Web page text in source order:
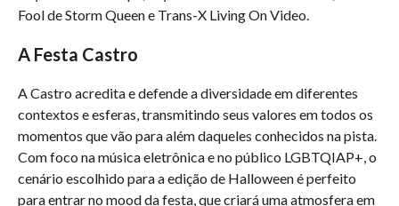
Fool de Storm Queen e Trans-X Living On Video.
A Festa Castro
A Castro acredita e defende a diversidade em diferentes
contextos e esferas, transmitindo seus valores em todos os
momentos que vão para além daqueles conhecidos na pista.
Com foco na música eletrônica e no público LGBTQIAP+, o
cenário escolhido para a edição de Halloween é perfeito
para entrar no mood da festa, que criará uma atmosfera em